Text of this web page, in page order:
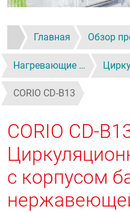
Главная Обзор
Нагревающие …
CORIO CD-B13
CORIO CD-
с корпусом